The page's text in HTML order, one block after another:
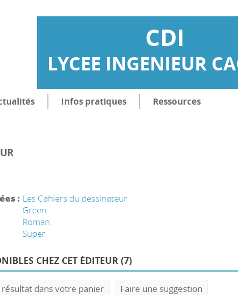
CDI
LYCEE INGENIEUR
Infos pratiques Ressources
: Les Cahiers du dessinateur
Green
Roman
Super
CHEZ CET ÉDITEUR (7)
dans votre panier
Faire une suggestion